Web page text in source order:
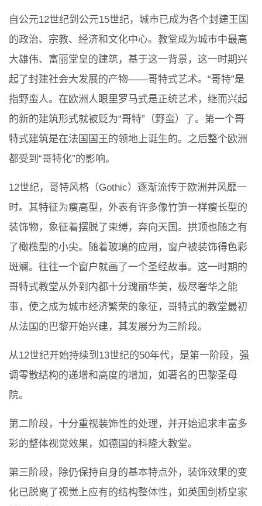
自公元12世纪到公元15世纪，城市已成为各个封建王国
的政治、宗教、经济和文化中心。教堂成为城市中最高
大雄伟、富丽堂皇的建筑，基于这一背景，这一时期兴
起了封建社会大发展的产物——哥特式艺术。“哥特”是
指野蛮人。在欧洲人眼里罗马式是正统艺术，继而兴起
的新的建筑形式就被贬为“哥特”（野蛮）了。第一个哥
特式建筑是在法国国王的领地上诞生的。之后整个欧洲
都受到“哥特化”的影响。
12世纪，哥特风格（Gothic）逐渐流传于欧洲并风靡一
时。其特征为瘦高型，外表有许多像竹笋一样瘦长型的
装饰物，象征着摆脱了束缚，奔向天国。拱顶也随之有
了橄榄型的小尖。随着玻璃的应用，窗户被装饰得色彩
斑斓。往往一个窗户就画了一个圣经故事。这一时期的
哥特式教堂从外到内都十分瑰丽华美，极尽奢华之能
事，使之成为城市经济繁荣的象征，哥特式的教堂最初
从法国的巴黎开始兴建，其发展分为三阶段。
从12世纪开始持续到13世纪的50年代，是第一阶段，强
调零散结构的递增和高度的增加，如著名的巴黎圣母
院。
第二阶段，十分重视装饰性的处理，并开始追求丰富多
彩的整体视觉效果，如德国的科隆大教堂。
第三阶段，除仍保持自身的基本特点外，装饰效果的变
化已脱离了视觉上应有的结构整体性，如英国剑桥皇家